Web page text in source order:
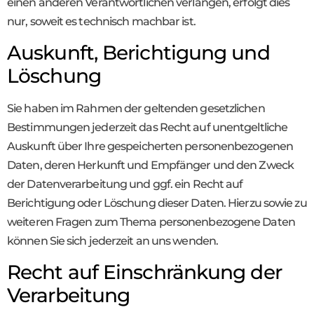
nur, soweit es technisch machbar ist.
Auskunft, Berichtigung und
Löschung
Sie haben im Rahmen der geltenden gesetzlichen
Bestimmungen jederzeit das Recht auf unentgeltliche
Auskunft über Ihre gespeicherten personenbezogenen
Daten, deren Herkunft und Empfänger und den Zweck
der Datenverarbeitung und ggf. ein Recht auf
Berichtigung oder Löschung dieser Daten. Hierzu sowie zu
weiteren Fragen zum Thema personenbezogene Daten
können Sie sich jederzeit an uns wenden.
Recht auf Einschränkung der
Verarbeitung